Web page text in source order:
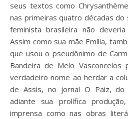
seus textos como
nas primeiras quatro décadas do
feminista brasileira não
Assim como sua mãe Emília,
que usou o pseudônimo de
Bandeira de Melo Vasconcelos
verdadeiro nome ao herdar a
de Assis, no jornal O Paiz,
adiante sua prolífica
imprensa como nas obras